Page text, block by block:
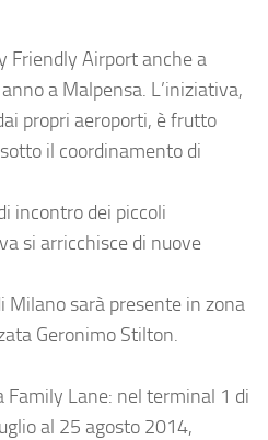
Friendly Airportanche a
a Malpensa. L’iniziativa,
propri aeroporti, è frutto
il coordinamento di
incontro dei piccoli
si arricchisce di nuove
sarà presente in zona
Geronimo Stilton.
Lane: nel terminal 1 di
al 25 agosto 2014,